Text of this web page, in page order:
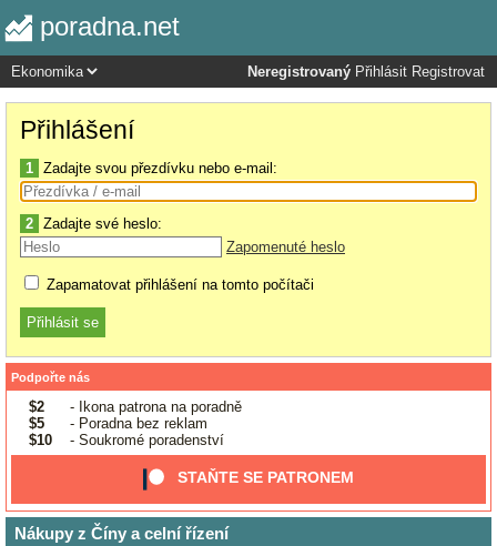
poradna.net
Neregistrovaný Přihlásit Registrovat
Přihlášení
1 Zadajte svou přezdívku nebo e-mail:
2 Zadajte své heslo:
Zapomenuté heslo
Zapamatovat přihlášení na tomto počítači
Podpořte nás
$2
- Ikona patrona na poradně
$5
- Poradna bez reklam
$10
- Soukromé poradenství
STAŇTE SE PATRONEM
Nákupy z Číny a celní řízení